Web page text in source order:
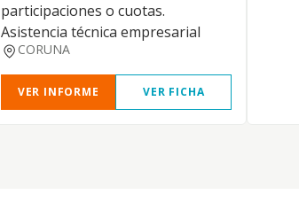
participaciones o cuotas.
Asistencia técnica empresarial
CORUNA
VER INFORME VER FICHA